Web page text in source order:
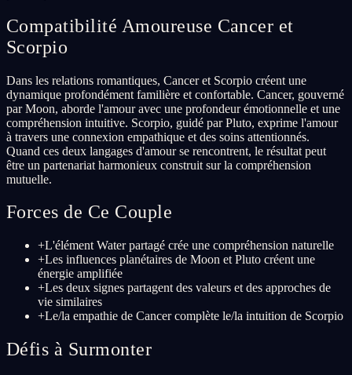
Compatibilité Amoureuse Cancer et
Scorpio
Dans les relations romantiques, Cancer et Scorpio créent une
dynamique profondément familière et confortable. Cancer, gouverné
par Moon, aborde l'amour avec une profondeur émotionnelle et une
compréhension intuitive. Scorpio, guidé par Pluto, exprime l'amour
à travers une connexion empathique et des soins attentionnés.
Quand ces deux langages d'amour se rencontrent, le résultat peut
être un partenariat harmonieux construit sur la compréhension
mutuelle.
Forces de Ce Couple
+L'élément Water partagé crée une compréhension naturelle
+Les influences planétaires de Moon et Pluto créent une
énergie amplifiée
+Les deux signes partagent des valeurs et des approches de
vie similaires
+Le/la empathie de Cancer complète le/la intuition de Scorpio
Défis à Surmonter